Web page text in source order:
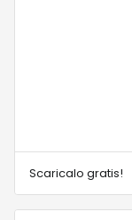
Scaricalo gratis!